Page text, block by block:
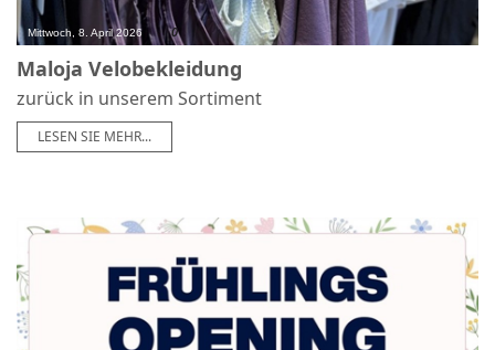
Mittwoch, 8. April 2026 0
Maloja Velobekleidung
zurück in unserem Sortiment
LESEN SIE MEHR...